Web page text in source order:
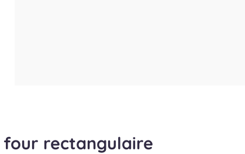
four rectangulaire